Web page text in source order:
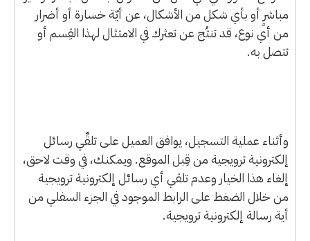
مباشرٍ أو بأي شكل من الأشكال، عن أيّة خسارة أو أضرار
من أي نوع، قد تنتُج عن تعثرك في الامتثال لهذا القِسم أو
تتصل به.
وأثناء عملية التسجيل، يوافق العميل على تلقِّي رسائل
إلكترونية ترويجية من قِبل الموقع. ويمكنك، في وقت لاحق،
إلغاء هذا الخيار وعدم تلقي أي رسائل إلكترونية ترويجية
من خلال الضغط على الرابط الموجود في الجزء السفلي من
أية رسالة إلكترونية ترويجية.